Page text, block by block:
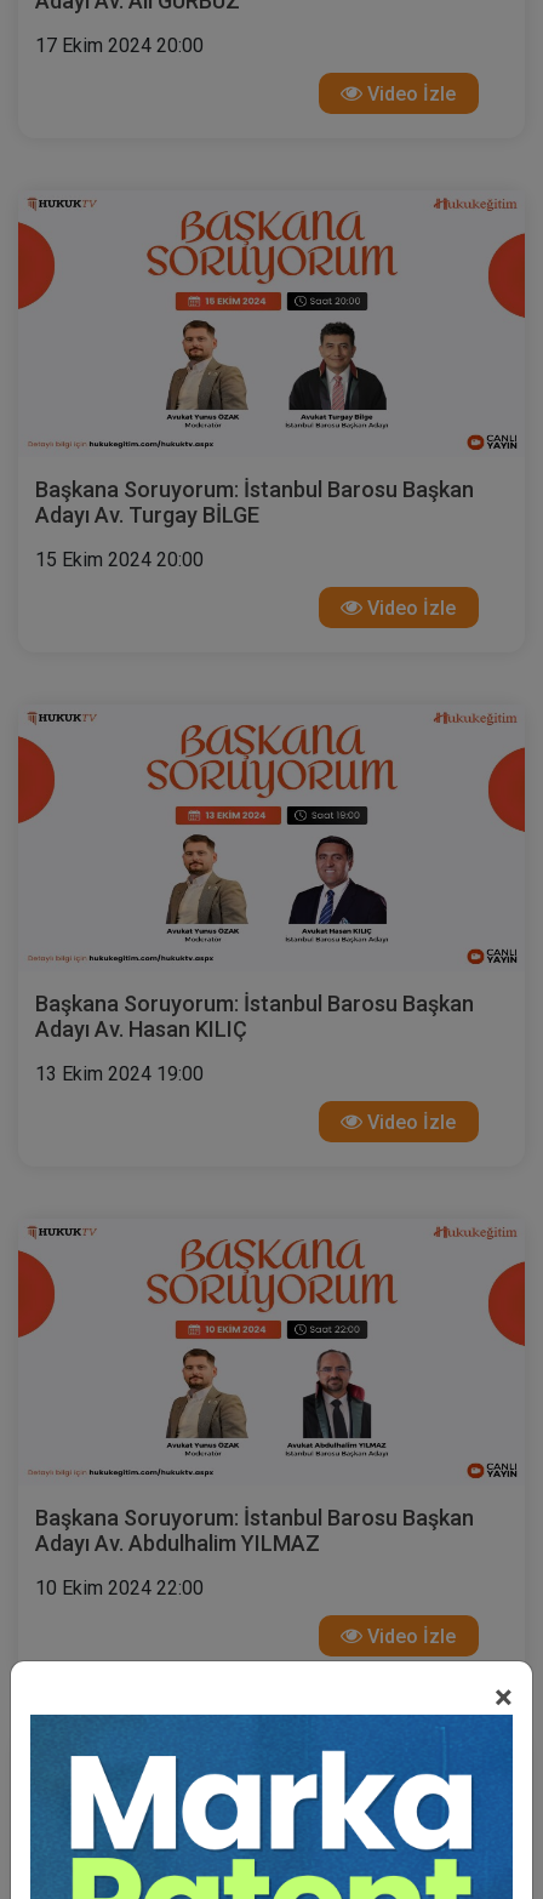
×
17 Ekim 2024 20:00
Video İzle
Başkana Soruyorum: İstanbul Barosu Başkan
Adayı Av. Turgay BİLGE
15 Ekim 2024 20:00
Video İzle
Başkana Soruyorum: İstanbul Barosu Başkan
Adayı Av. Hasan KILIÇ
13 Ekim 2024 19:00
Video İzle
Başkana Soruyorum: İstanbul Barosu Başkan
Adayı Av. Abdulhalim YILMAZ
10 Ekim 2024 22:00
Video İzle